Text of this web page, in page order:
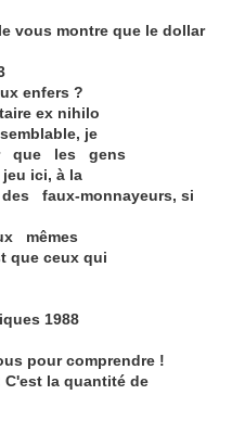
vous montre que le dollar
enfers ?
ex nihilo
je
que les gens
ici, à la
faux-monnayeurs, si
mêmes
que ceux qui
1988
pour comprendre !
C'est la quantité de